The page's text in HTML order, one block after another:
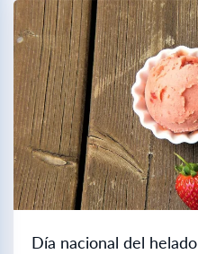
Día nacional del helado